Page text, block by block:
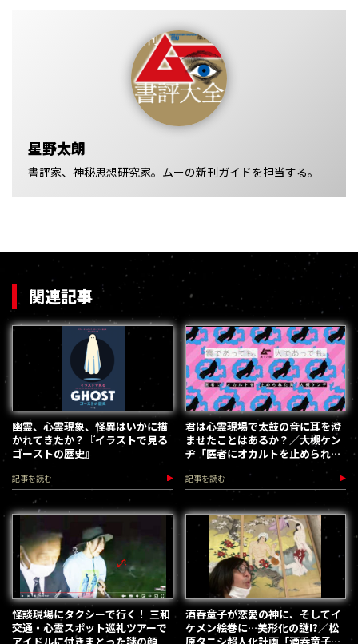
星野太朗
書評家、神秘思想研究家。ムーの新刊ガイドを担当する。
関連記事
幽霊、心霊現象、怪異はいかに描
かれてきたか？『イラストで見る
ゴーストの歴史』
記事を読む
君は心霊現場で太鼓の音に耳を澄
ませたことはあるか？／大槻ケン
ヂ「医者にオカルトを止められた
記事を読む
怪談現場にタクシーで行く！ 三和
交通・心霊スポット巡礼ツアーで
酒呑童子が恋愛の神に、そしてイ
ケメン絵巻に…美形化の謎!?／松